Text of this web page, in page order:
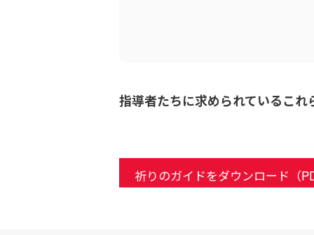
指導者たちに求められているこ
祈りのガイドをダウンロード（